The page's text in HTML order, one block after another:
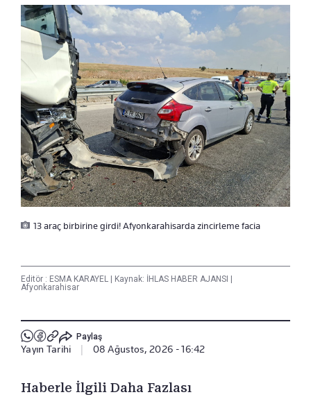
13 araç birbirine girdi! Afyonkarahisarda zincirleme facia
Editör : ESMA KARAYEL | Kaynak: İHLAS HABER AJANSI |
Afyonkarahisar
Paylaş
Yayın Tarihi 08 Ağustos, 2026 - 16:42
Haberle İlgili Daha Fazlası